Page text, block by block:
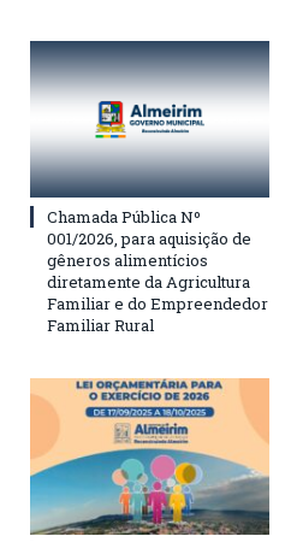
Chamada Pública Nº
001/2026, para aquisição de
gêneros alimentícios
diretamente da Agricultura
Familiar e do Empreendedor
Familiar Rural